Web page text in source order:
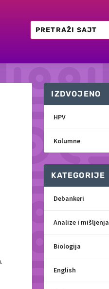
IZDVOJENO
HPV
Kolumne
KATEGORIJE
Debankeri
Analize i mišljenja
Biologija
English